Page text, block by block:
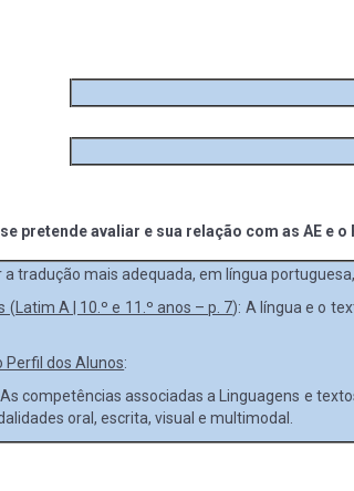
pretende avaliar e sua relação com as AE e o
a tradução mais adequada, em língua
A | 10.º e 11.º anos – p. 7): A língua e o
Perfil dos Alunos:
competências associadas a Linguagens e
oral, escrita, visual e multimodal.